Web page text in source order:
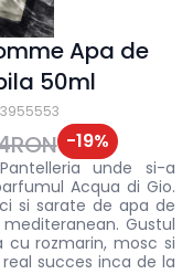
Apa de
50ml
-19%
unde si-a
Acqua di Gio.
si sarate de apa de
Gustul
rozmarin, mosc si
succes inca de la